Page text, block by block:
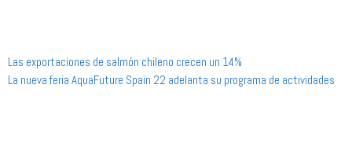
Las exportaciones de salmón chileno crecen un 14%
La nueva feria AquaFuture Spain 22 adelanta su programa de actividades